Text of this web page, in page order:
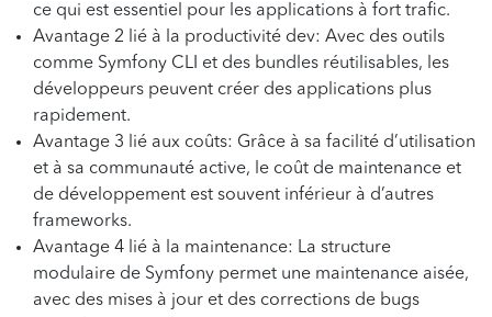
ce qui est essentiel pour les applications à fort trafic.
Avantage 2 lié à la productivité dev: Avec des outils
comme Symfony CLI et des bundles réutilisables, les
développeurs peuvent créer des applications plus
rapidement.
Avantage 3 lié aux coûts: Grâce à sa facilité d’utilisation
et à sa communauté active, le coût de maintenance et
de développement est souvent inférieur à d’autres
frameworks.
Avantage 4 lié à la maintenance: La structure
modulaire de Symfony permet une maintenance aisée,
avec des mises à jour et des corrections de bugs